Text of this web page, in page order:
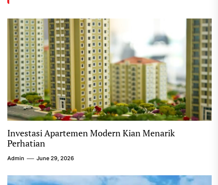
Investasi Apartemen Modern Kian Menarik
Perhatian
Admin June 29, 2026